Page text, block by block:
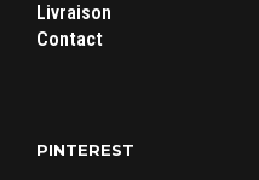
Livraison
Contact
PINTEREST